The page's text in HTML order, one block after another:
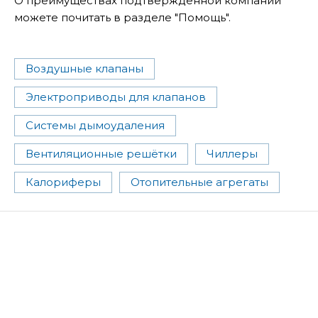
можете почитать в разделе "Помощь".
Воздушные клапаны
Электроприводы для клапанов
Системы дымоудаления
Вентиляционные решётки Чиллеры
Калориферы Отопительные агрегаты